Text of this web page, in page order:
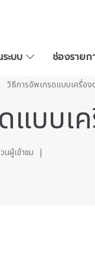
ระบบ ช่องราย
วิธีการอัพเกรดแบบเครื่อง
แบบเ
นผู้เข้าชม |